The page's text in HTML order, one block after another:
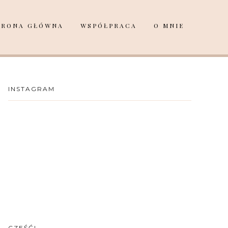
GŁÓWNA WSPÓŁPRACA O MNIE
INSTAGRAM